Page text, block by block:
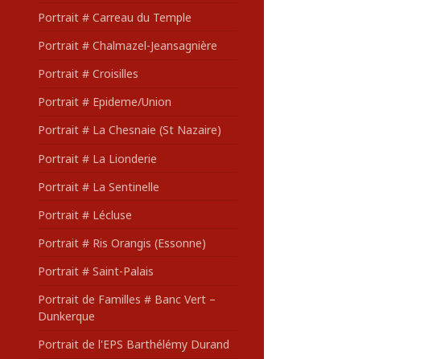
Portrait # Carreau du Temple
Portrait # Chalmazel-Jeansagnière
Portrait # Croisilles
Portrait # Epideme/Union
Portrait # La Chesnaie (St Nazaire)
Portrait # La Lionderie
Portrait # La Sentinelle
Portrait # Lécluse
Portrait # Ris Orangis (Essonne)
Portrait # Saint-Palais
Portrait de Familles # Banc Vert –
Dunkerque
Portrait de l'EPS Barthélémy Durand